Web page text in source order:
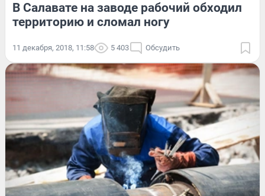
В Салавате на заводе рабочий обходил
территорию и сломал ногу
11 декабря, 2018, 11:58 5 403 Обсудить